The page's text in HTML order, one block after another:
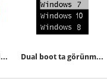
HD Cleaner ile Windows temizliği ve Optimizasyonu Dual boot ta görünmeyen işletim sistemi